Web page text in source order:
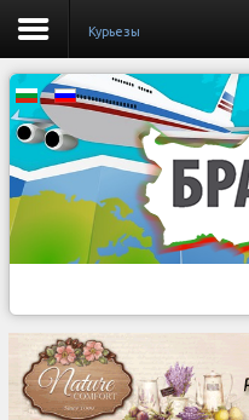
Курьезы